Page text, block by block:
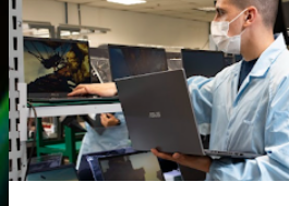
E
n
t
r
a
d